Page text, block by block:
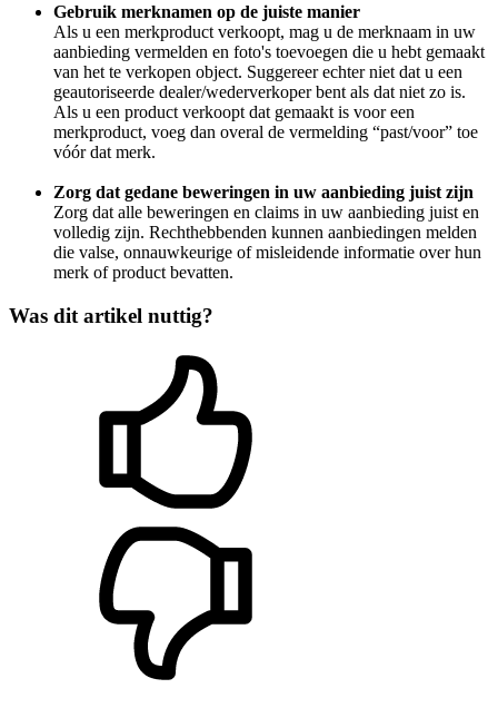
Gebruik merknamen op de juiste manier
Als u een merkproduct verkoopt, mag u de merknaam in uw
aanbieding vermelden en foto's toevoegen die u hebt gemaakt
van het te verkopen object. Suggereer echter niet dat u een
geautoriseerde dealer/wederverkoper bent als dat niet zo is.
Als u een product verkoopt dat gemaakt is voor een
merkproduct, voeg dan overal de vermelding “past/voor” toe
vóór dat merk.
Zorg dat gedane beweringen in uw aanbieding juist zijn
Zorg dat alle beweringen en claims in uw aanbieding juist en
volledig zijn. Rechthebbenden kunnen aanbiedingen melden
die valse, onnauwkeurige of misleidende informatie over hun
merk of product bevatten.
Was dit artikel nuttig?